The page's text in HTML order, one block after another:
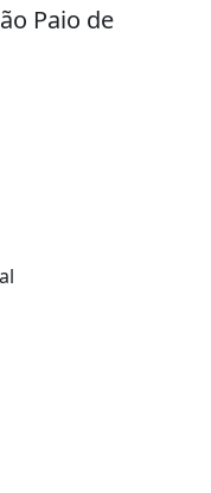
Paio de